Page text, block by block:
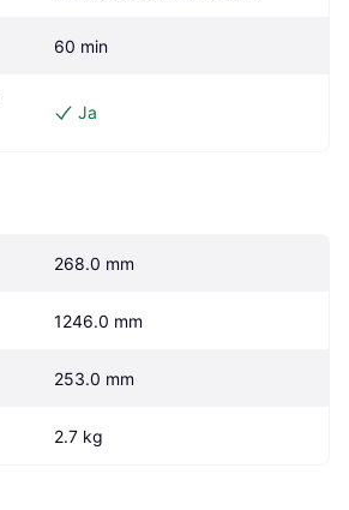
60 min
Ja
268.0 mm
1246.0 mm
253.0 mm
2.7 kg